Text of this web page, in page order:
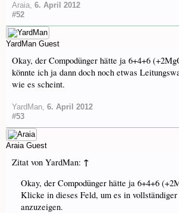
Araia, 6. April 2012
#52
YardMan Guest
Okay, der Compodünger hätte ja 6+4+6
könnte ich ja dann doch noch etwas
wie es scheint.
YardMan, 6. April 2012
#53
Araia Guest
Zitat von YardMan: ↑
Okay, der Compodünger hätte ja 6+4+6
Klicke in dieses Feld, um es in vollständiger
anzuzeigen.